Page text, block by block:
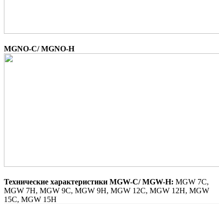
MGNO-C/ MGNO-H
Технические характеристики MGW-C/ MGW-H: MGW 7C,
MGW 7H, MGW 9C, MGW 9H, MGW 12C, MGW 12H, MGW
15C, MGW 15H